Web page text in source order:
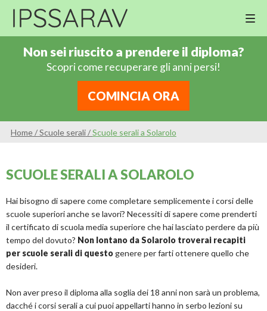
Non sei riuscito a prendere il diploma?
Scopri come recuperare gli anni persi!
COMINCIA ORA
Home/Scuole serali/Scuole serali a Solarolo
SCUOLE SERALI A SOLAROLO
Hai bisogno di sapere come completare semplicemente i corsi delle
scuole superiori anche se lavori? Necessiti di sapere come prenderti
il certificato di scuola media superiore che hai lasciato perdere da più
tempo del dovuto? Non lontano da Solarolo troverai recapiti
per scuole serali di questo genere per farti ottenere quello che
desideri.
Non aver preso il diploma alla soglia dei 18 anni non sarà un problema,
dacché i corsi serali a cui puoi appellarti hanno in serbo lezioni su